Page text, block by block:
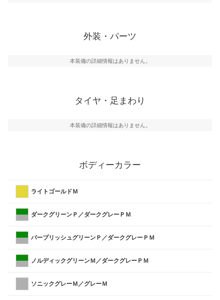
外装・パーツ
本装備の詳細情報はありません。
タイヤ・足まわり
本装備の詳細情報はありません。
ボディーカラー
ライトゴールドＭ
ダークグリーンＰ／ダークグレーＰＭ
パープリッシュグリーンＰ／ダークグレーＰＭ
ノルディックグリーンＭ／ダークグレーＰＭ
ソニックグレーＭ／グレーＭ